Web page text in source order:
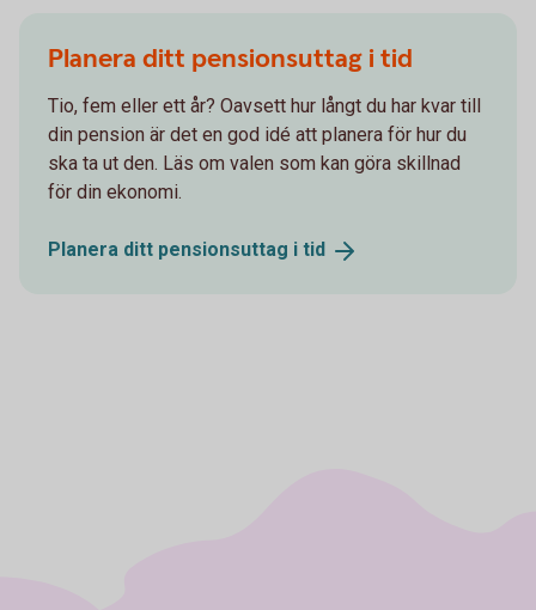
Planera ditt pensionsuttag i tid
Tio, fem eller ett år? Oavsett hur långt du har kvar till
din pension är det en god idé att planera för hur du
ska ta ut den. Läs om valen som kan göra skillnad
för din ekonomi.
Planera ditt pensionsuttag i tid